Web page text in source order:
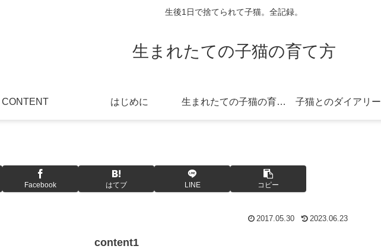
生後1日で捨てられて子猫。全記録。
生まれたての子猫の育て方
CONTENT はじめに 生まれたての子猫の育て方 子猫とのダイアリー
Facebook はてブ LINE コピー
2017.05.30 2023.06.23
content1